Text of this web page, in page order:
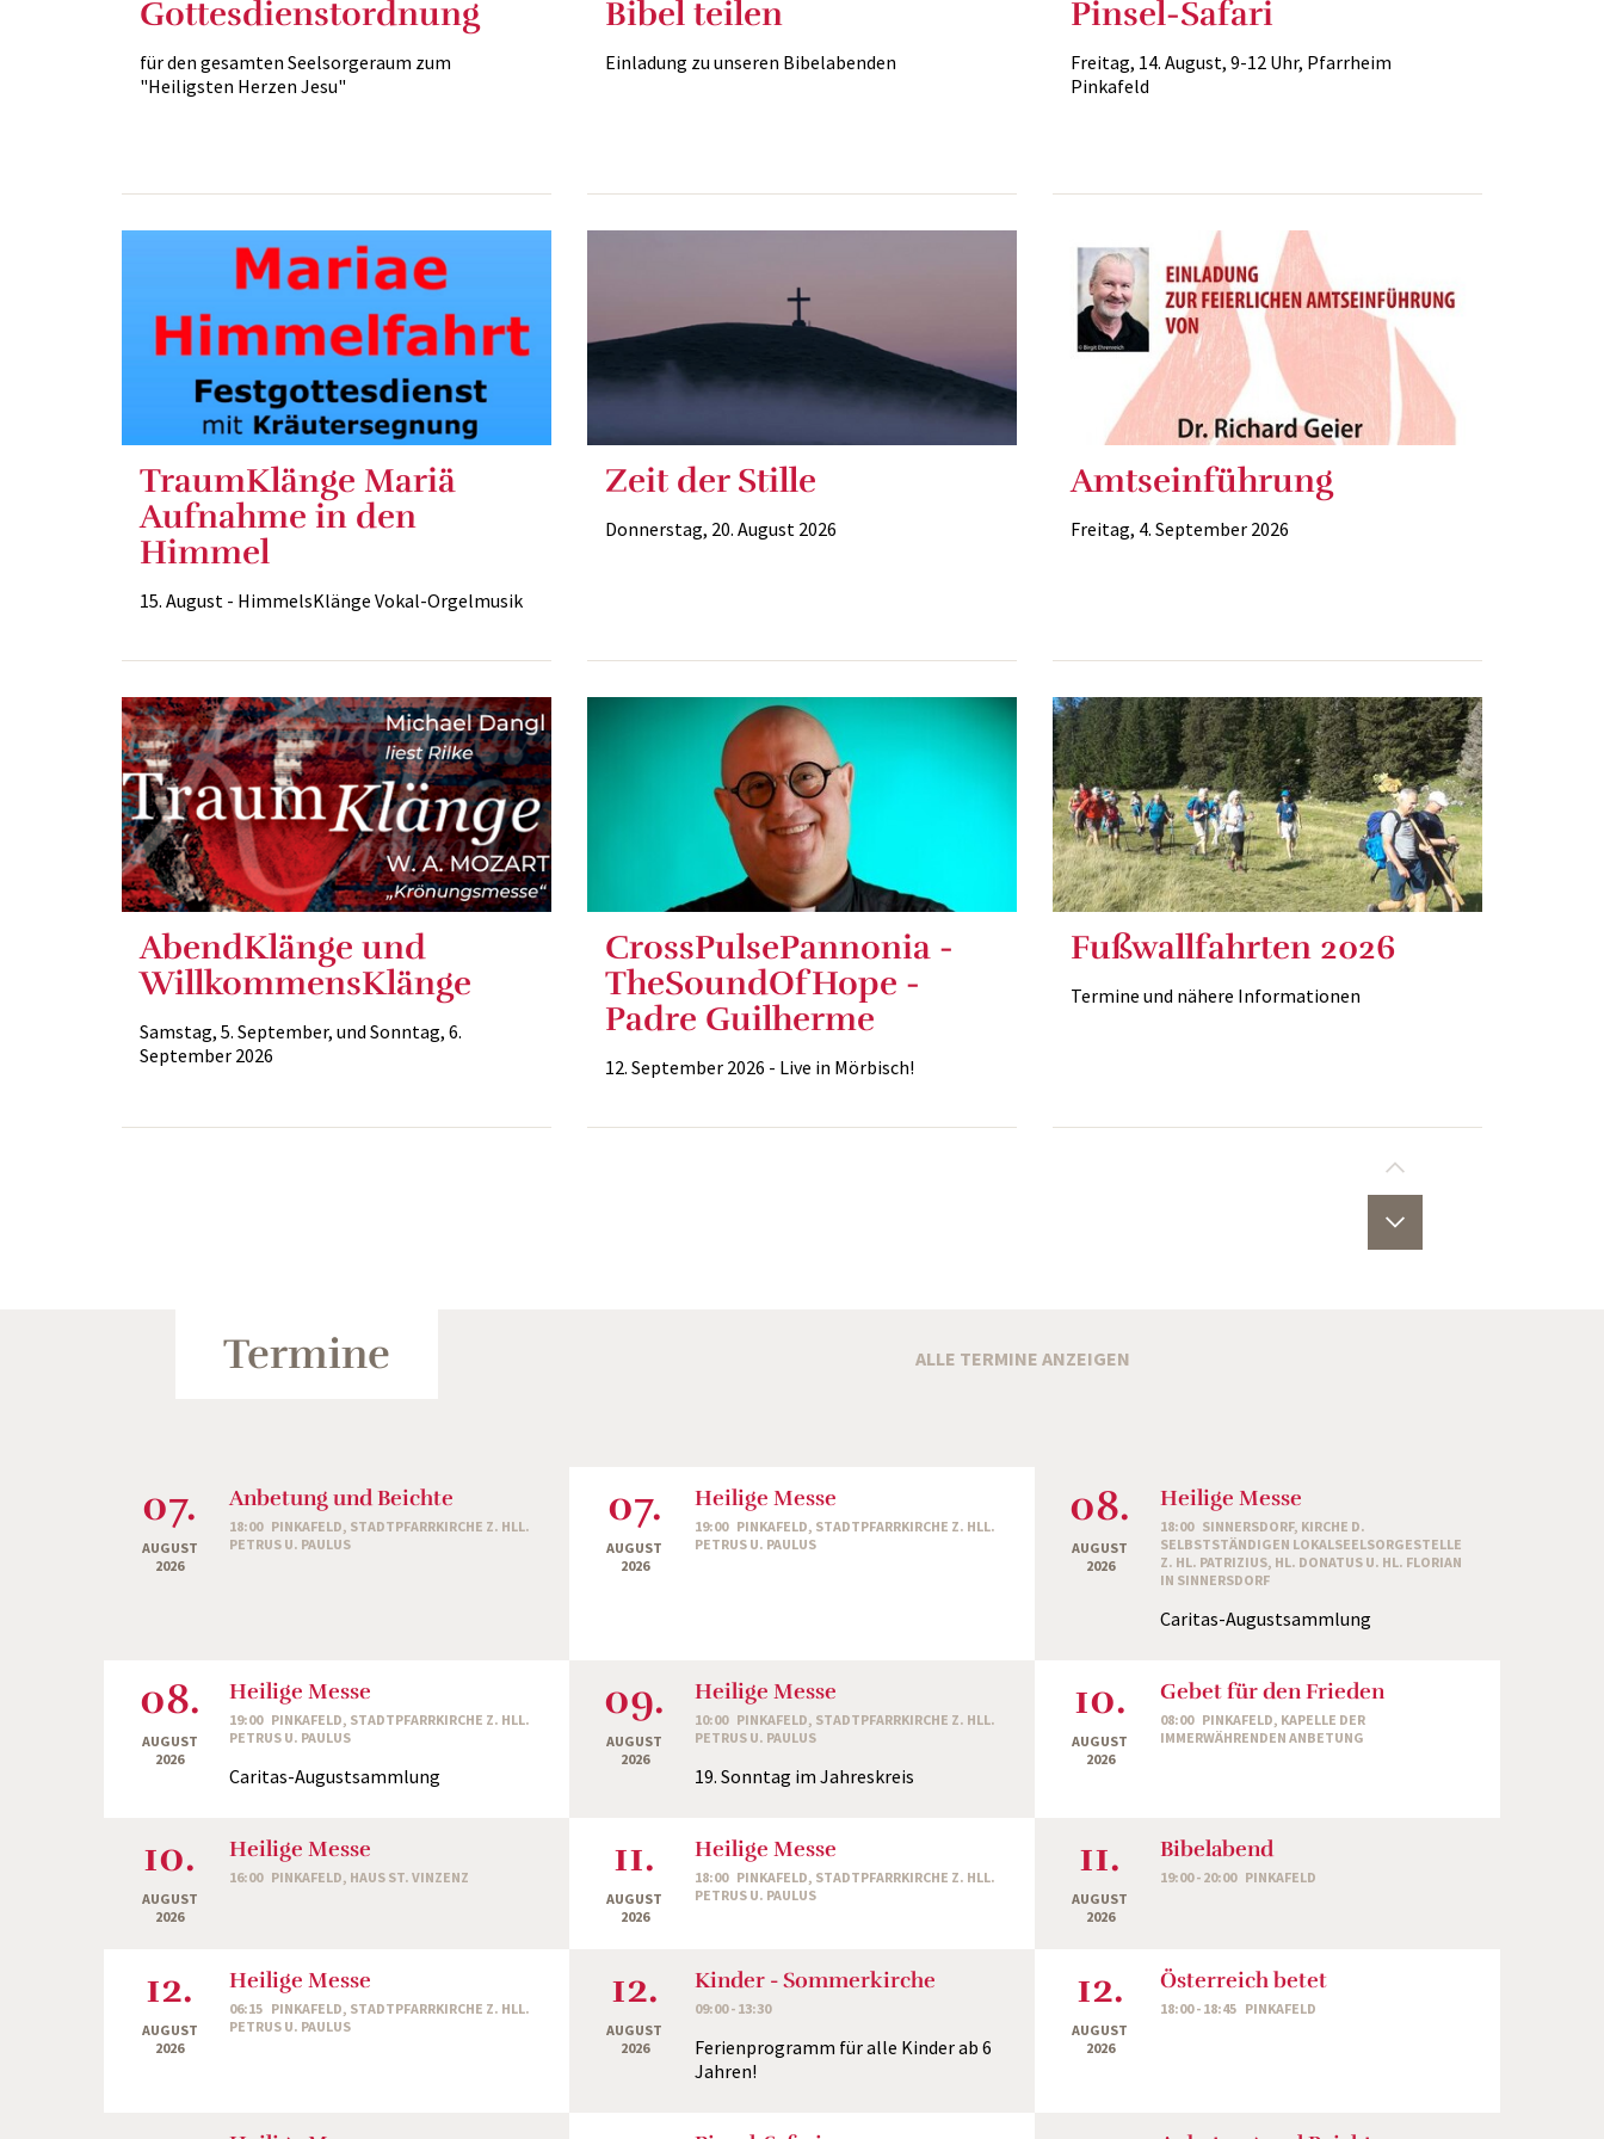
Gottesdienstordnung
für den gesamten Seelsorgeraum zum
"Heiligsten Herzen Jesu"
Bibel teilen
Einladung zu unseren Bibelabenden
Pinsel-Safari
Freitag, 14. August, 9-12 Uhr, Pfarrheim
Pinkafeld
TraumKlänge Mariä
Aufnahme in den
Himmel
15. August - HimmelsKlänge Vokal-Orgelmusik
Zeit der Stille
Donnerstag, 20. August 2026
Amtseinführung
Freitag, 4. September 2026
AbendKlänge und
WillkommensKlänge
Samstag, 5. September, und Sonntag, 6.
September 2026
CrossPulsePannonia -
TheSoundOfHope -
Padre Guilherme
12. September 2026 - Live in Mörbisch!
Fußwallfahrten 2026
Termine und nähere Informationen
Termine ALLE TERMINE ANZEIGEN
07.
AUGUST
2026
Anbetung und Beichte
18:00 PINKAFELD, STADTPFARRKIRCHE Z. HLL.
PETRUS U. PAULUS
07.
AUGUST
2026
Heilige Messe
19:00 PINKAFELD, STADTPFARRKIRCHE Z. HLL.
PETRUS U. PAULUS
08.
AUGUST
2026
Heilige Messe
18:00 SINNERSDORF, KIRCHE D.
SELBSTSTÄNDIGEN LOKALSEELSORGESTELLE
Z. HL. PATRIZIUS, HL. DONATUS U. HL. FLORIAN
IN SINNERSDORF
Caritas-Augustsammlung
08.
AUGUST
2026
Heilige Messe
19:00 PINKAFELD, STADTPFARRKIRCHE Z. HLL.
PETRUS U. PAULUS
Caritas-Augustsammlung
09.
AUGUST
2026
Heilige Messe
10:00 PINKAFELD, STADTPFARRKIRCHE Z. HLL.
PETRUS U. PAULUS
19. Sonntag im Jahreskreis
10.
AUGUST
2026
Gebet für den Frieden
08:00 PINKAFELD, KAPELLE DER
IMMERWÄHRENDEN ANBETUNG
10.
AUGUST
2026
Heilige Messe
16:00 PINKAFELD, HAUS ST. VINZENZ 11.
AUGUST
2026
Heilige Messe
18:00 PINKAFELD, STADTPFARRKIRCHE Z. HLL.
PETRUS U. PAULUS
11.
AUGUST
2026
Bibelabend
19:00 - 20:00 PINKAFELD
12.
AUGUST
2026
Heilige Messe
06:15 PINKAFELD, STADTPFARRKIRCHE Z. HLL.
PETRUS U. PAULUS
12.
AUGUST
2026
Kinder - Sommerkirche
09:00 - 13:30
Ferienprogramm für alle Kinder ab 6
Jahren!
12.
AUGUST
2026
Österreich betet
18:00 - 18:45 PINKAFELD